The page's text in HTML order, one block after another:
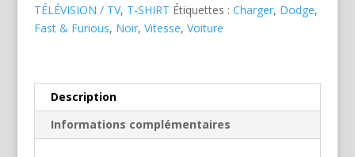
TÉLÉVISION / TV, T-SHIRT Étiquettes : Charger, Dodge,
Fast & Furious, Noir, Vitesse, Voiture
Description
Informations complémentaires